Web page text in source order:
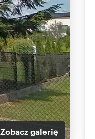
Zobacz galerię